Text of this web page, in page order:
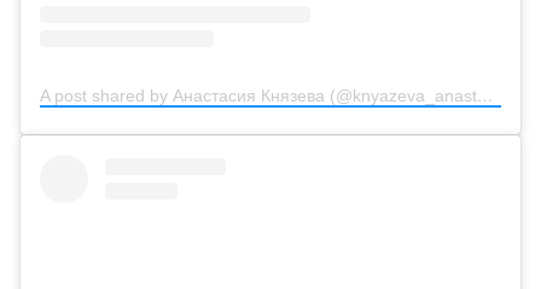
A post shared by Анастасия Князева (@knyazeva_anastasiya_official)